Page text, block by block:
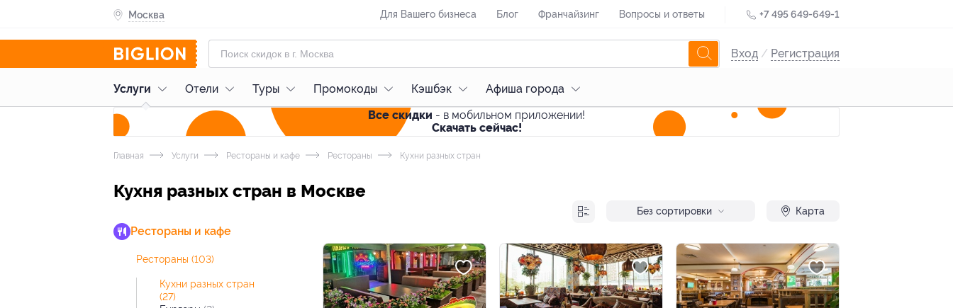
Москва Для Вашего бизнеса Блог Франчайзинг Вопросы и ответы +7 495 649-649-1
Вход / Регистрация
Услуги Отели Туры Промокоды Кэшбэк
Афиша города
Все скидки - в мобильном приложении!
Скачать сейчас!
Главная Услуги Рестораны и кафе Рестораны Кухни разных стран
Кухня разных стран в Москве
Без сортировки Карта
Рестораны и кафе
Рестораны (103)
Кухни разных стран
(27)